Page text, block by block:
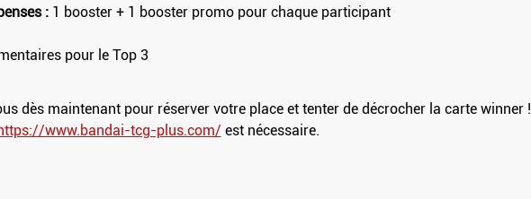
: 1 booster + 1 booster promo pour chaque participant
pour le Top 3
dès maintenant pour réserver votre place et tenter de décrocher la carte winner !
www.bandai-tcg-plus.com/ est nécessaire.